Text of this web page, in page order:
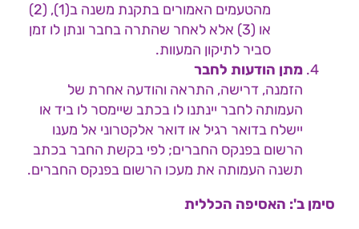
מהטעמים האמורים בתקנת משנה ב(1), (2)
או (3) אלא לאחר שהתרה בחבר ונתן לו זמן
סביר לתיקון המעוות.
מתן הודעות לחבר
הזמנה, דרישה, התראה והודעה אחרת של
העמותה לחבר יינתנו לו בכתב שיימסר לו ביד או
יישלח בדואר רגיל או דואר אלקטרוני אל מענו
הרשום בפנקס החברים; לפי בקשת החבר בכתב
תשנה העמותה את מעכו הרשום בפנקס החברים.
סימן ב': האסיפה הכללית